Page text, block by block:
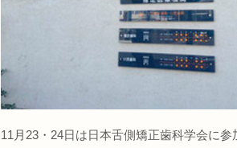
11月23・24日は日本舌側矯正歯科学会に参